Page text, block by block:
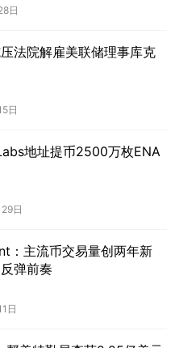
日
法院解雇美联储理事库克
日
地址提币2500万枚ENA
日
：主流币交易量创两年新
弹前奏
日